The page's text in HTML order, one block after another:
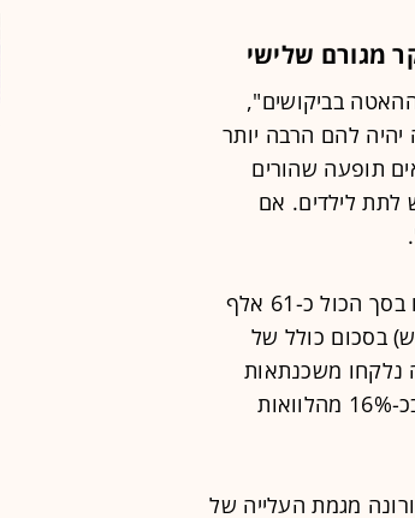
מגורם שלישי
בביקושים",
להם הרבה יותר
יותר. אנחנו רואים תופעה שהורים
לתת לילדים. אם
על פי נתוני בנק ישראל, בין ספטמבר 2017 ליוני 2021 הועמדו בסך הכול כ-61 אלף
של כ-1,340 הלוואות בחודש) בסכום כולל של
תקופה נלקחו משכנתאות
בהיקף של כ-274 מיליארד שקל, ומנתוני בנק ישראל עולה כי בכ-16% מהלוואות
שנת 2021 שמאז משבר הקורונה מגמת העלייה של